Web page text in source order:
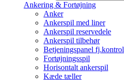
Ankering & Fortøjning
Anker
Ankerspil med liner
Ankerspil reservedele
Ankerspil tilbehør
Betjeningspanel fj.kontrol
Fortøjningsspil
Horisontalt ankerspil
Kæde tæller